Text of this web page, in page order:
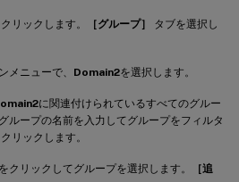
リックします。 ［グループ］
タブを選択し
メニューで、 Domain2を選択します。
に関連付けられているすべてのグルー
ループの名前を入力してグループをフィルタ
リックします。
クリックしてグループを選択します。
［追